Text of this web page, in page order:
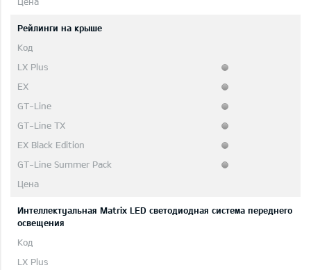
Рейлинги на крыше
Интеллектуальная Matrix LED светодиодная система переднего
освещения